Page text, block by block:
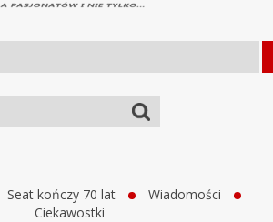
Seat kończy 70 lat
Wiadomości
Ciekawostki